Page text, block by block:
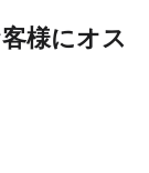
様にオス